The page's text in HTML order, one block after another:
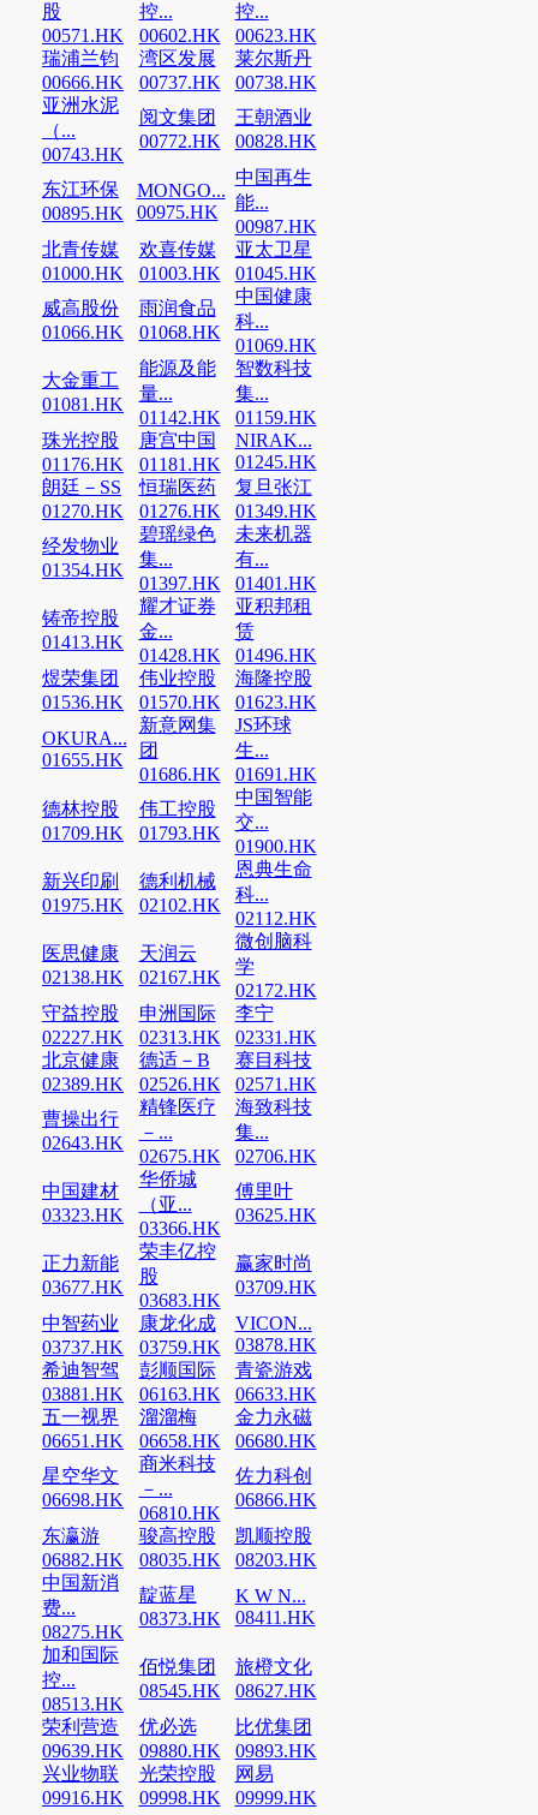
股
00571.HK
控...
00602.HK
控...
00623.HK
瑞浦兰钧
00666.HK
湾区发展
00737.HK
莱尔斯丹
00738.HK
亚洲水泥
（...
00743.HK
阅文集团
00772.HK
王朝酒业
00828.HK
东江环保
00895.HK
MONGO...
00975.HK
中国再生
能...
00987.HK
北青传媒
01000.HK
欢喜传媒
01003.HK
亚太卫星
01045.HK
威高股份
01066.HK
雨润食品
01068.HK
中国健康
科...
01069.HK
大金重工
01081.HK
能源及能
量...
01142.HK
智数科技
集...
01159.HK
珠光控股
01176.HK
唐宫中国
01181.HK
NIRAK...
01245.HK
朗廷－SS
01270.HK
恒瑞医药
01276.HK
复旦张江
01349.HK
经发物业
01354.HK
碧瑶绿色
集...
01397.HK
未来机器
有...
01401.HK
铸帝控股
01413.HK
耀才证券
金...
01428.HK
亚积邦租
赁
01496.HK
煜荣集团
01536.HK
伟业控股
01570.HK
海隆控股
01623.HK
OKURA...
01655.HK
新意网集
团
01686.HK
JS环球
生...
01691.HK
德林控股
01709.HK
伟工控股
01793.HK
中国智能
交...
01900.HK
新兴印刷
01975.HK
德利机械
02102.HK
恩典生命
科...
02112.HK
医思健康
02138.HK
天润云
02167.HK
微创脑科
学
02172.HK
守益控股
02227.HK
申洲国际
02313.HK
李宁
02331.HK
北京健康
02389.HK
德适－B
02526.HK
赛目科技
02571.HK
曹操出行
02643.HK
精锋医疗
－...
02675.HK
海致科技
集...
02706.HK
中国建材
03323.HK
华侨城
（亚...
03366.HK
傅里叶
03625.HK
正力新能
03677.HK
荣丰亿控
股
03683.HK
赢家时尚
03709.HK
中智药业
03737.HK
康龙化成
03759.HK
VICON...
03878.HK
希迪智驾
03881.HK
彭顺国际
06163.HK
青瓷游戏
06633.HK
五一视界
06651.HK
溜溜梅
06658.HK
金力永磁
06680.HK
星空华文
06698.HK
商米科技
－...
06810.HK
佐力科创
06866.HK
东瀛游
06882.HK
骏高控股
08035.HK
凯顺控股
08203.HK
中国新消
费...
08275.HK
靛蓝星
08373.HK
K W N...
08411.HK
加和国际
控...
08513.HK
佰悦集团
08545.HK
旅橙文化
08627.HK
荣利营造
09639.HK
优必选
09880.HK
比优集团
09893.HK
兴业物联
09916.HK
光荣控股
09998.HK
网易
09999.HK